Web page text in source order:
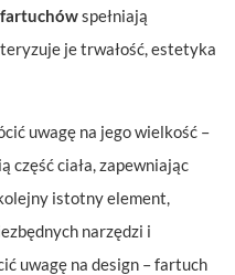
spełniają
je trwałość, estetyka
uwagę na jego wielkość –
część ciała, zapewniając
istotny element,
narzędzi i
uwagę na design – fartuch